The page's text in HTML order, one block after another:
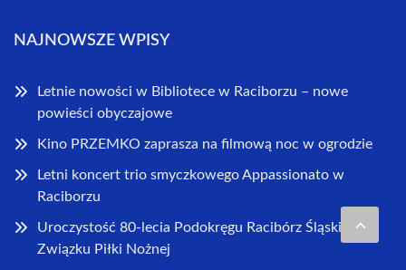
NAJNOWSZE WPISY
Letnie nowości w Bibliotece w Raciborzu – nowe
powieści obyczajowe
Kino PRZEMKO zaprasza na filmową noc w ogrodzie
Letni koncert trio smyczkowego Appassionato w
Raciborzu
Uroczystość 80-lecia Podokręgu Racibórz Śląskiego
Związku Piłki Nożnej